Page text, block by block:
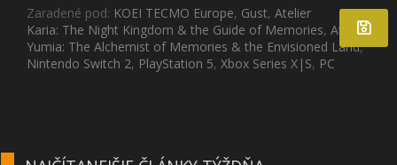
Zaradené pod: KOEI TECMO Europe, Gust, Atelier
Karia: The Night Kingdom & the Guide of Memories, Atelier
Yumia: The Alchemist of Memories & the Envisioned Land,
Nintendo Switch 2, PlayStation 5, Xbox Series X|S, PC